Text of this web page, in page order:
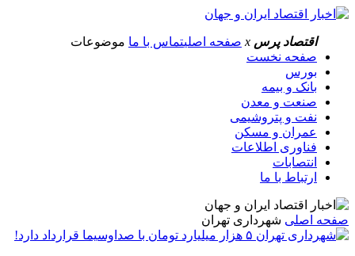
اقتصاد پرس x صفحه اصلیتماس با ما موضوعات
صفحه نخست
بورس
بانک و بیمه
صنعت و معدن
نفت و پتروشیمی
عمران و مسکن
فناوری اطلاعات
انتصابات
ارتباط با ما
صفحه اصلی شهرداری تهران